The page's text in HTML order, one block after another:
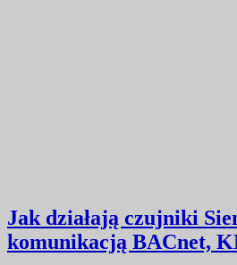
Jak działają czujniki
komunikacją BACnet,